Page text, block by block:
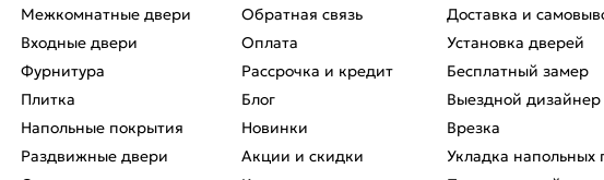
Межкомнатные двери
Входные двери
Фурнитура
Плитка
Напольные покрытия
Раздвижные двери
Обратная связь
Оплата
Рассрочка и кредит
Блог
Новинки
Акции и скидки
Доставка и
Установка дверей
Бесплатный замер
Выездной дизайнер
Врезка
Укладка напольных